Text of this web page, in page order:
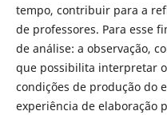
tempo, contribuir para a
de professores. Para esse
de análise: a observação,
que possibilita interpretar
condições de produção do
experiência de elaboração